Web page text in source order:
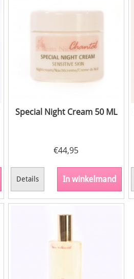
Special Night Cream 50 ML
€44,95
Details In winkelmand